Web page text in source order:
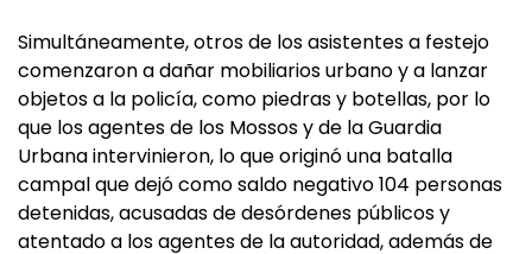
Simultáneamente, otros de los asistentes a festejo
comenzaron a dañar mobiliarios urbano y a lanzar
objetos a la policía, como piedras y botellas, por lo
que los agentes de los Mossos y de la Guardia
Urbana intervinieron, lo que originó una batalla
campal que dejó como saldo negativo 104 personas
detenidas, acusadas de desórdenes públicos y
atentado a los agentes de la autoridad, además de